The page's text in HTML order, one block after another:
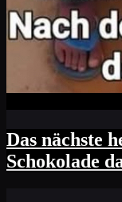
Das nächste
Schokolade